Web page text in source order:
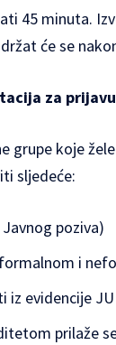
45 minuta.
će se
za
grupe koje
sljedeće:
poziva)
i
iz evidencije
prilaže